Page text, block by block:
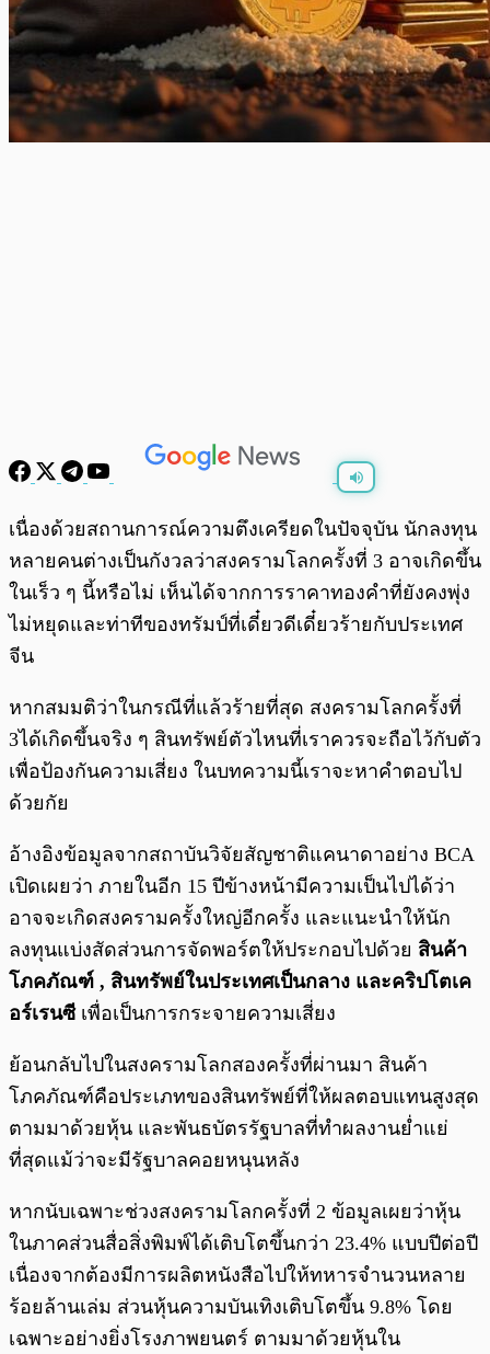
0:00 /0:00
เนื่องด้วยสถานการณ์ความตึงเครียดในปัจจุบัน นักลงทุน
หลายคนต่างเป็นกังวลว่าสงครามโลกครั้งที่ 3 อาจเกิดขึ้น
ในเร็ว ๆ นี้หรือไม่ เห็นได้จากการราคาทองคำที่ยังคงพุ่ง
ไม่หยุดและท่าทีของทรัมป์ที่เดี๋ยวดีเดี๋ยวร้ายกับประเทศ
จีน
หากสมมติว่าในกรณีที่แล้วร้ายที่สุด สงครามโลกครั้งที่
3ได้เกิดขึ้นจริง ๆ สินทรัพย์ตัวไหนที่เราควรจะถือไว้กับตัว
เพื่อป้องกันความเสี่ยง ในบทความนี้เราจะหาคำตอบไป
ด้วยกัย
อ้างอิงข้อมูลจากสถาบันวิจัยสัญชาติแคนาดาอย่าง BCA
เปิดเผยว่า ภายในอีก 15 ปีข้างหน้ามีความเป็นไปได้ว่า
อาจจะเกิดสงครามครั้งใหญ่อีกครั้ง และแนะนำให้นัก
ลงทุนแบ่งสัดส่วนการจัดพอร์ตให้ประกอบไปด้วย สินค้า
โภคภัณฑ์ , สินทรัพย์ในประเทศเป็นกลาง และคริปโตเค
อร์เรนซีเพื่อเป็นการกระจายความเสี่ยง
ย้อนกลับไปในสงครามโลกสองครั้งที่ผ่านมา สินค้า
โภคภัณฑ์คือประเภทของสินทรัพย์ที่ให้ผลตอบแทนสูงสุด
ตามมาด้วยหุ้น และพันธบัตรรัฐบาลที่ทำผลงานย่ำแย่
ที่สุดแม้ว่าจะมีรัฐบาลคอยหนุนหลัง
หากนับเฉพาะช่วงสงครามโลกครั้งที่ 2 ข้อมูลเผยว่าหุ้น
ในภาคส่วนสื่อสิ่งพิมพ์ได้เติบโตขึ้นกว่า 23.4% แบบปีต่อปี
เนื่องจากต้องมีการผลิตหนังสือไปให้ทหารจำนวนหลาย
ร้อยล้านเล่ม ส่วนหุ้นความบันเทิงเติบโตขึ้น 9.8% โดย
เฉพาะอย่างยิ่งโรงภาพยนตร์ ตามมาด้วยหุ้นใน